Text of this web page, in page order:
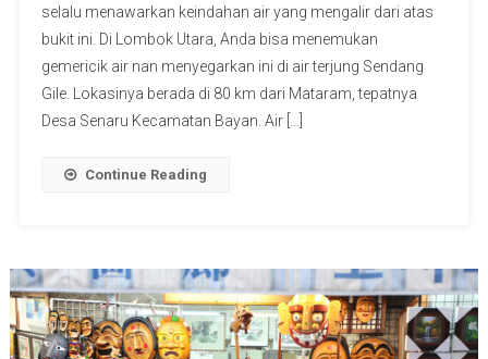
selalu menawarkan keindahan air yang mengalir dari atas
bukit ini. Di Lombok Utara, Anda bisa menemukan
gemericik air nan menyegarkan ini di air terjung Sendang
Gile. Lokasinya berada di 80 km dari Mataram, tepatnya
Desa Senaru Kecamatan Bayan. Air […]
Continue Reading